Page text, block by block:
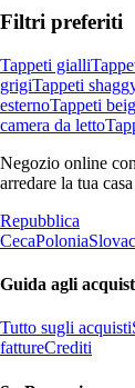
Filtri preferiti
Tappeti gialli
grigiTappeti
esternoTappeti
camera da letto
Negozio online
arredare la tua
Repubblica
CecaPolonia
Guida agli
Tutto sugli acquisti
fattureCrediti